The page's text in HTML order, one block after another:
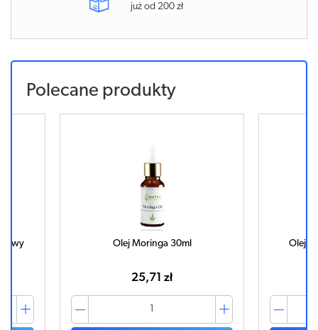
już od 200 zł
Polecane produkty
Olej Moringa 30ml
25,71 zł
Olej